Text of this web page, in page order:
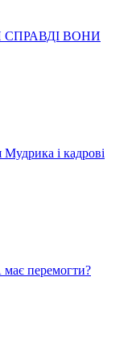
СПРАВДІ ВОНИ
і кадрові
перемогти?